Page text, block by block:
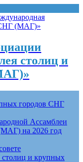
столиц и
городов СНГ
Ассамблеи
на 2026 год
и крупных